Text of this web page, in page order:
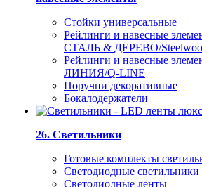
Стойки универсальные
Рейлинги и навесные
СТАЛЬ & ДЕРЕВО/
Рейлинги и навесные
ЛИНИЯ/Q-LINE
Поручни декоративные
Бокалодержатели
26. Светильники
Готовые комплекты
Светодиодные светильники
Светодиодные ленты